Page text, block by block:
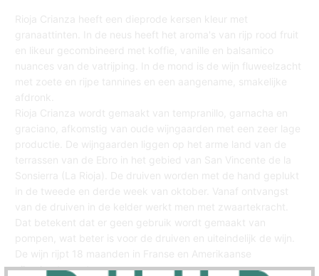
Rioja Crianza heeft een dieprode kersen kleur met
granaattinten. In de neus heeft het aroma's van rijp rood fruit
en likeur gecombineerd met koffie, vanille en balsamico
nuances van de vatrijping. In de mond is de wijn fluweelzacht
met zoete en rijpe tannines en een aangename, smakelijke
afdronk.
Rioja Crianza wordt gemaakt van tempranillo, garnacha en
graciano, afkomstig van oude wijngaarden met een zeer lage
productie. De wijngaarden liggen op het arme land van de
terrassen van de Ebro in het gebied van San Vincente de la
Sonsierra (La Rioja). De druiven worden met de hand geplukt
in de tweede en derde week van oktober. Vanaf ontvangst
van de druiven in de kelder werkt men met zwaartekracht.
Dat betekent dat er geen gebruik wordt gemaakt van
pompen, wat beter is voor de druiven en uiteindelijk de wijn.
De wijn rijpt 18 maanden in Franse en Amerikaanse
eikenhouten vaten.